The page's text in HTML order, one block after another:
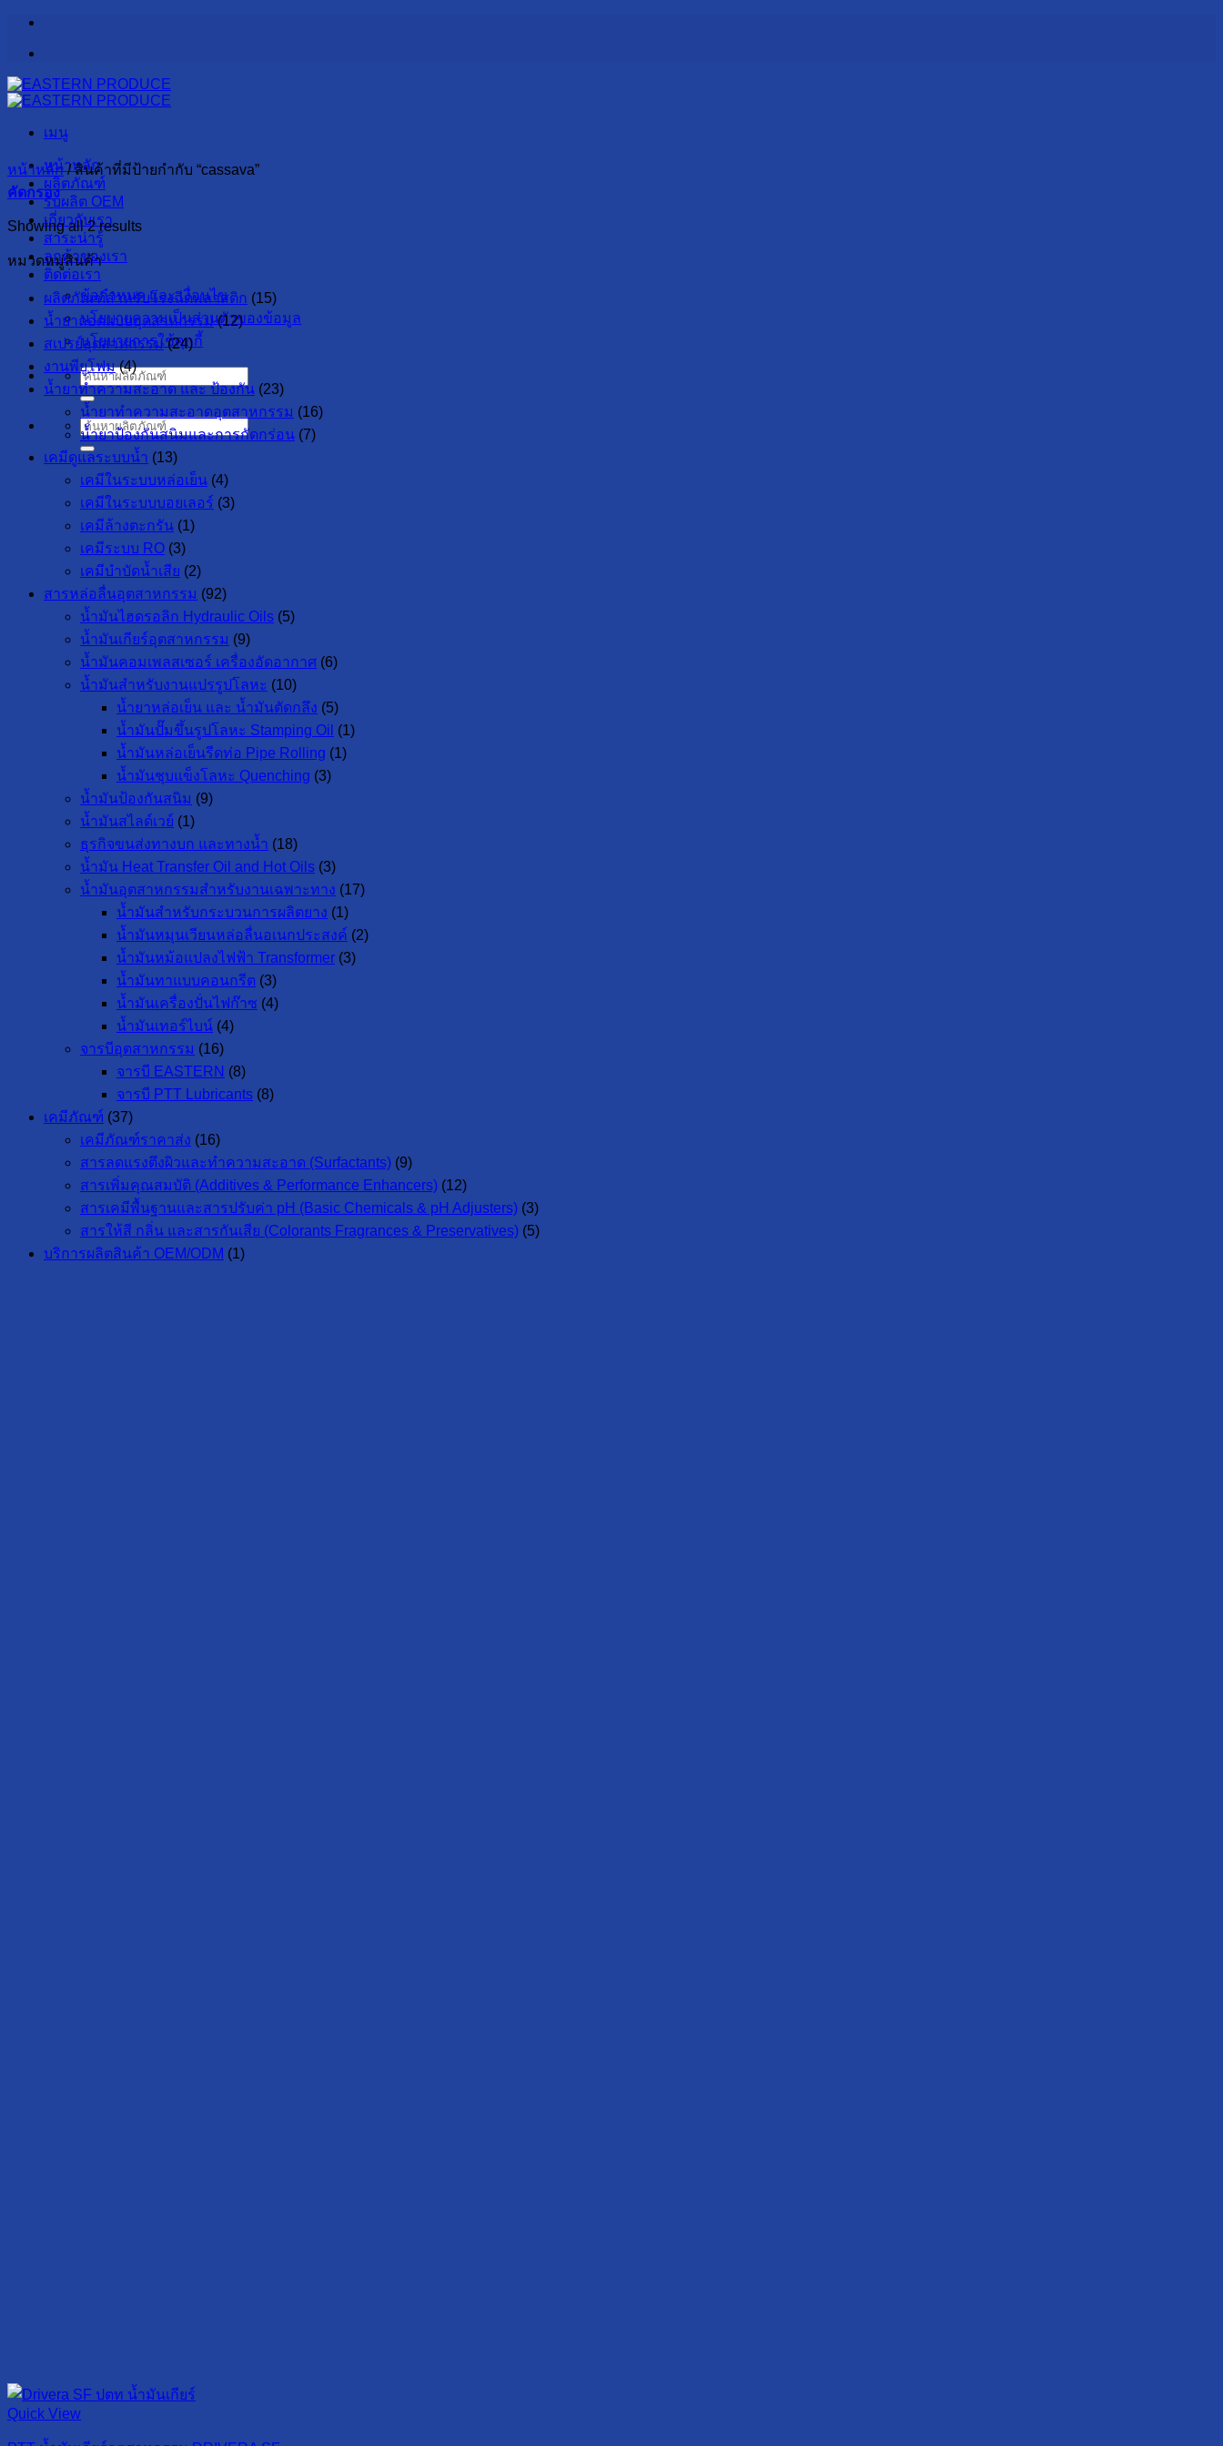
ข้าม
เนื้อหา
เมนู
หน้าหลัก
ผลิตภัณฑ์
รับผลิต OEM
เกี่ยวกับเรา
สาระน่ารู้
ลูกค้าของเรา
ติดต่อเรา
ข้อกำหนด และ เงื่อนไข
นโยบายความเป็นส่วนตัวของข้อมูล
นโยบายการใช้คุกกี้
ค้นหา:
ค้นหา:
หน้าหลัก /สินค้าที่มีป้ายกำกับ “cassava”
คัดกรอง
Showing all 2 results
หมวดหมู่สินค้า
ผลิตภัณฑ์สำหรับโรงฉีดพลาสติก (15)
น้ำยาถอดแบบอุตสาหกรรม (12)
สเปรย์อุตสาหกรรม (24)
งานพียูโฟม (4)
น้ำยาทำความสะอาด และ ป้องกัน (23)
น้ำยาทำความสะอาดอุตสาหกรรม (16)
น้ำยาป้องกันสนิมและการกัดกร่อน (7)
เคมีดูแลระบบน้ำ (13)
เคมีในระบบหล่อเย็น (4)
เคมีในระบบบอยเลอร์ (3)
เคมีล้างตะกรัน (1)
เคมีระบบ RO (3)
เคมีบำบัดน้ำเสีย (2)
สารหล่อลื่นอุตสาหกรรม (92)
น้ำมันไฮดรอลิก Hydraulic Oils (5)
น้ำมันเกียร์อุตสาหกรรม (9)
น้ำมันคอมเพลสเซอร์ เครื่องอัดอากาศ (6)
น้ำมันสำหรับงานแปรรูปโลหะ (10)
น้ำยาหล่อเย็น และ น้ำมันตัดกลึง (5)
น้ำมันปั๊มขึ้นรูปโลหะ Stamping Oil (1)
น้ำมันหล่อเย็นรีดท่อ Pipe Rolling (1)
น้ำมันชุบแข็งโลหะ Quenching (3)
น้ำมันป้องกันสนิม (9)
น้ำมันสไลด์เวย์ (1)
ธุรกิจขนส่งทางบก และทางน้ำ (18)
น้ำมัน Heat Transfer Oil and Hot Oils (3)
น้ำมันอุตสาหกรรมสำหรับงานเฉพาะทาง (17)
น้ำมันสำหรับกระบวนการผลิตยาง (1)
น้ำมันหมุนเวียนหล่อลื่นอเนกประสงค์ (2)
น้ำมันหม้อแปลงไฟฟ้า Transformer (3)
น้ำมันทาแบบคอนกรีต (3)
น้ำมันเครื่องปั่นไฟก๊าซ (4)
น้ำมันเทอร์ไบน์ (4)
จารบีอุตสาหกรรม (16)
จารบี EASTERN (8)
จารบี PTT Lubricants (8)
เคมีภัณฑ์ (37)
เคมีภัณฑ์ราคาส่ง (16)
สารลดแรงตึงผิวและทำความสะอาด (Surfactants) (9)
สารเพิ่มคุณสมบัติ (Additives & Performance Enhancers) (12)
สารเคมีพื้นฐานและสารปรับค่า pH (Basic Chemicals & pH Adjusters) (3)
สารให้สี กลิ่น และสารกันเสีย (Colorants Fragrances & Preservatives) (5)
บริการผลิตสินค้า OEM/ODM (1)
Quick View